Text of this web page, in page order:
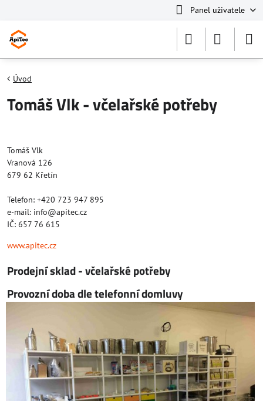
Panel uživatele
Úvod
Tomáš Vlk - včelařské potřeby
Tomáš Vlk
Vranová 126
679 62 Křetín
Telefon: +420 723 947 895
e-mail: info@apitec.cz
IČ: 657 76 615
www.apitec.cz
Prodejní sklad - včelařské potřeby
Provozní doba dle telefonní domluvy